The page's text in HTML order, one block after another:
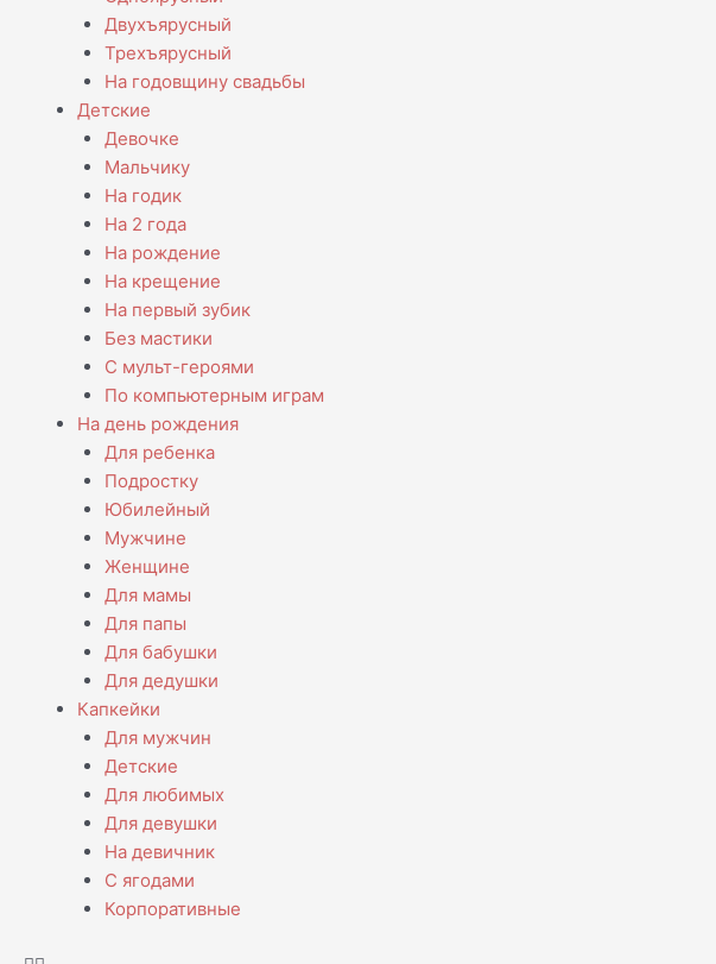
Двухъярусный
Трехъярусный
На годовщину свадьбы
Детские
Девочке
Мальчику
На годик
На 2 года
На рождение
На крещение
На первый зубик
Без мастики
С мульт-героями
По компьютерным играм
На день рождения
Для ребенка
Подростку
Юбилейный
Мужчине
Женщине
Для мамы
Для папы
Для бабушки
Для дедушки
Капкейки
Для мужчин
Детские
Для любимых
Для девушки
На девичник
С ягодами
Корпоративные